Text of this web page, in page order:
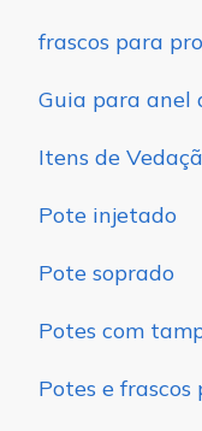
frascos para
Guia para anel
Itens de
Pote injetado
Pote soprado
Potes com
Potes e frascos